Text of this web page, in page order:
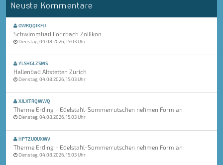
Neuste Kommentare
OWRQQIKFJJ
Schwimmbad Fohrbach Zollikon
Dienstag, 04.08.2026, 15:03 Uhr
YLSHGLZSMS
Hallenbad Altstetten Zürich
Dienstag, 04.08.2026, 15:03 Uhr
XJLXTRQWWQ
Therme Erding - Edelstahl-Sommerrutschen nehmen Form an
Dienstag, 04.08.2026, 15:03 Uhr
HPTZUOUXWV
Therme Erding - Edelstahl-Sommerrutschen nehmen Form an
Dienstag, 04.08.2026, 15:03 Uhr